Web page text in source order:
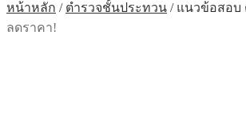
หน้าหลัก / ตำรวจชั้นประทวน / แนวข้อสอบ
ลดราคา!